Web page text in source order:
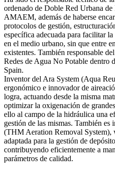
ordenado de Doble Red Urbana
AMAEM, además de haberse
protocolos de gestión,
específica adecuada para facilitar
en el medio urbano, sin que entre
existentes. También responsable
Redes de Agua No Potable dentro
Spain.
Inventor del Ara System (Aqua
ergonómico e innovador de
logra, actuando desde la misma
optimizar la oxigenación de
ello al campo de la hidráulica una
gestión de las mismas. También
(THM Aeration Removal System),
adaptada para la gestión de
contribuyendo eficientemente a
parámetros de calidad.